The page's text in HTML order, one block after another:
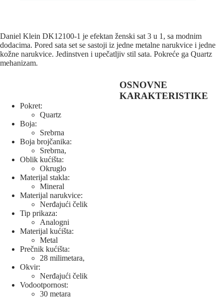
Daniel Klein DK12100-1 je efektan ženski sat 3 u 1, sa modnim
dodacima. Pored sata set se sastoji iz jedne metalne narukvice i jedne
kožne narukvice. Jedinstven i upečatljiv stil sata. Pokreće ga Quartz
mehanizam.
OSNOVNE
KARAKTERISTIKE
Pokret:
Quartz
Boja:
Srebrna
Boja brojčanika:
Srebrna,
Oblik kućišta:
Okruglo
Materijal stakla:
Mineral
Materijal narukvice:
Nerđajući čelik
Tip prikaza:
Analogni
Materijal kućišta:
Metal
Prečnik kućišta:
28 milimetara,
Okvir:
Nerđajući čelik
Vodootpornost:
30 metara